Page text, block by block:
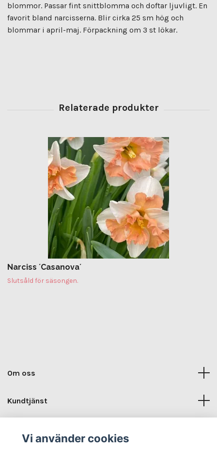
blommor. Passar fint snittblomma och doftar ljuvligt. En
favorit bland narcisserna. Blir cirka 25 sm hög och
blommar i april-maj. Förpackning om 3 st lökar.
Narciss ´Casanova´
Slutsåld för säsongen.
Om oss
Kundtjänst
Vi använder cookies